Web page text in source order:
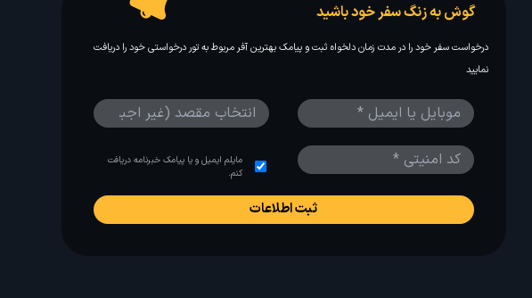
گوش به زنگ سفر خود باشید
درخواست سفر خود را در مدت زمان دلخواه ثبت و پیامک بهترین آفر مربوط به تور درخواستی خود را دریافت
نمایید
مایلم ایمیل و یا پیامک خبرنامه دریافت
کنم.